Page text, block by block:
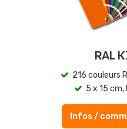
RAL K7
216 couleurs RAL
5 x 15 cm,
Infos /